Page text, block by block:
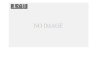
未分類